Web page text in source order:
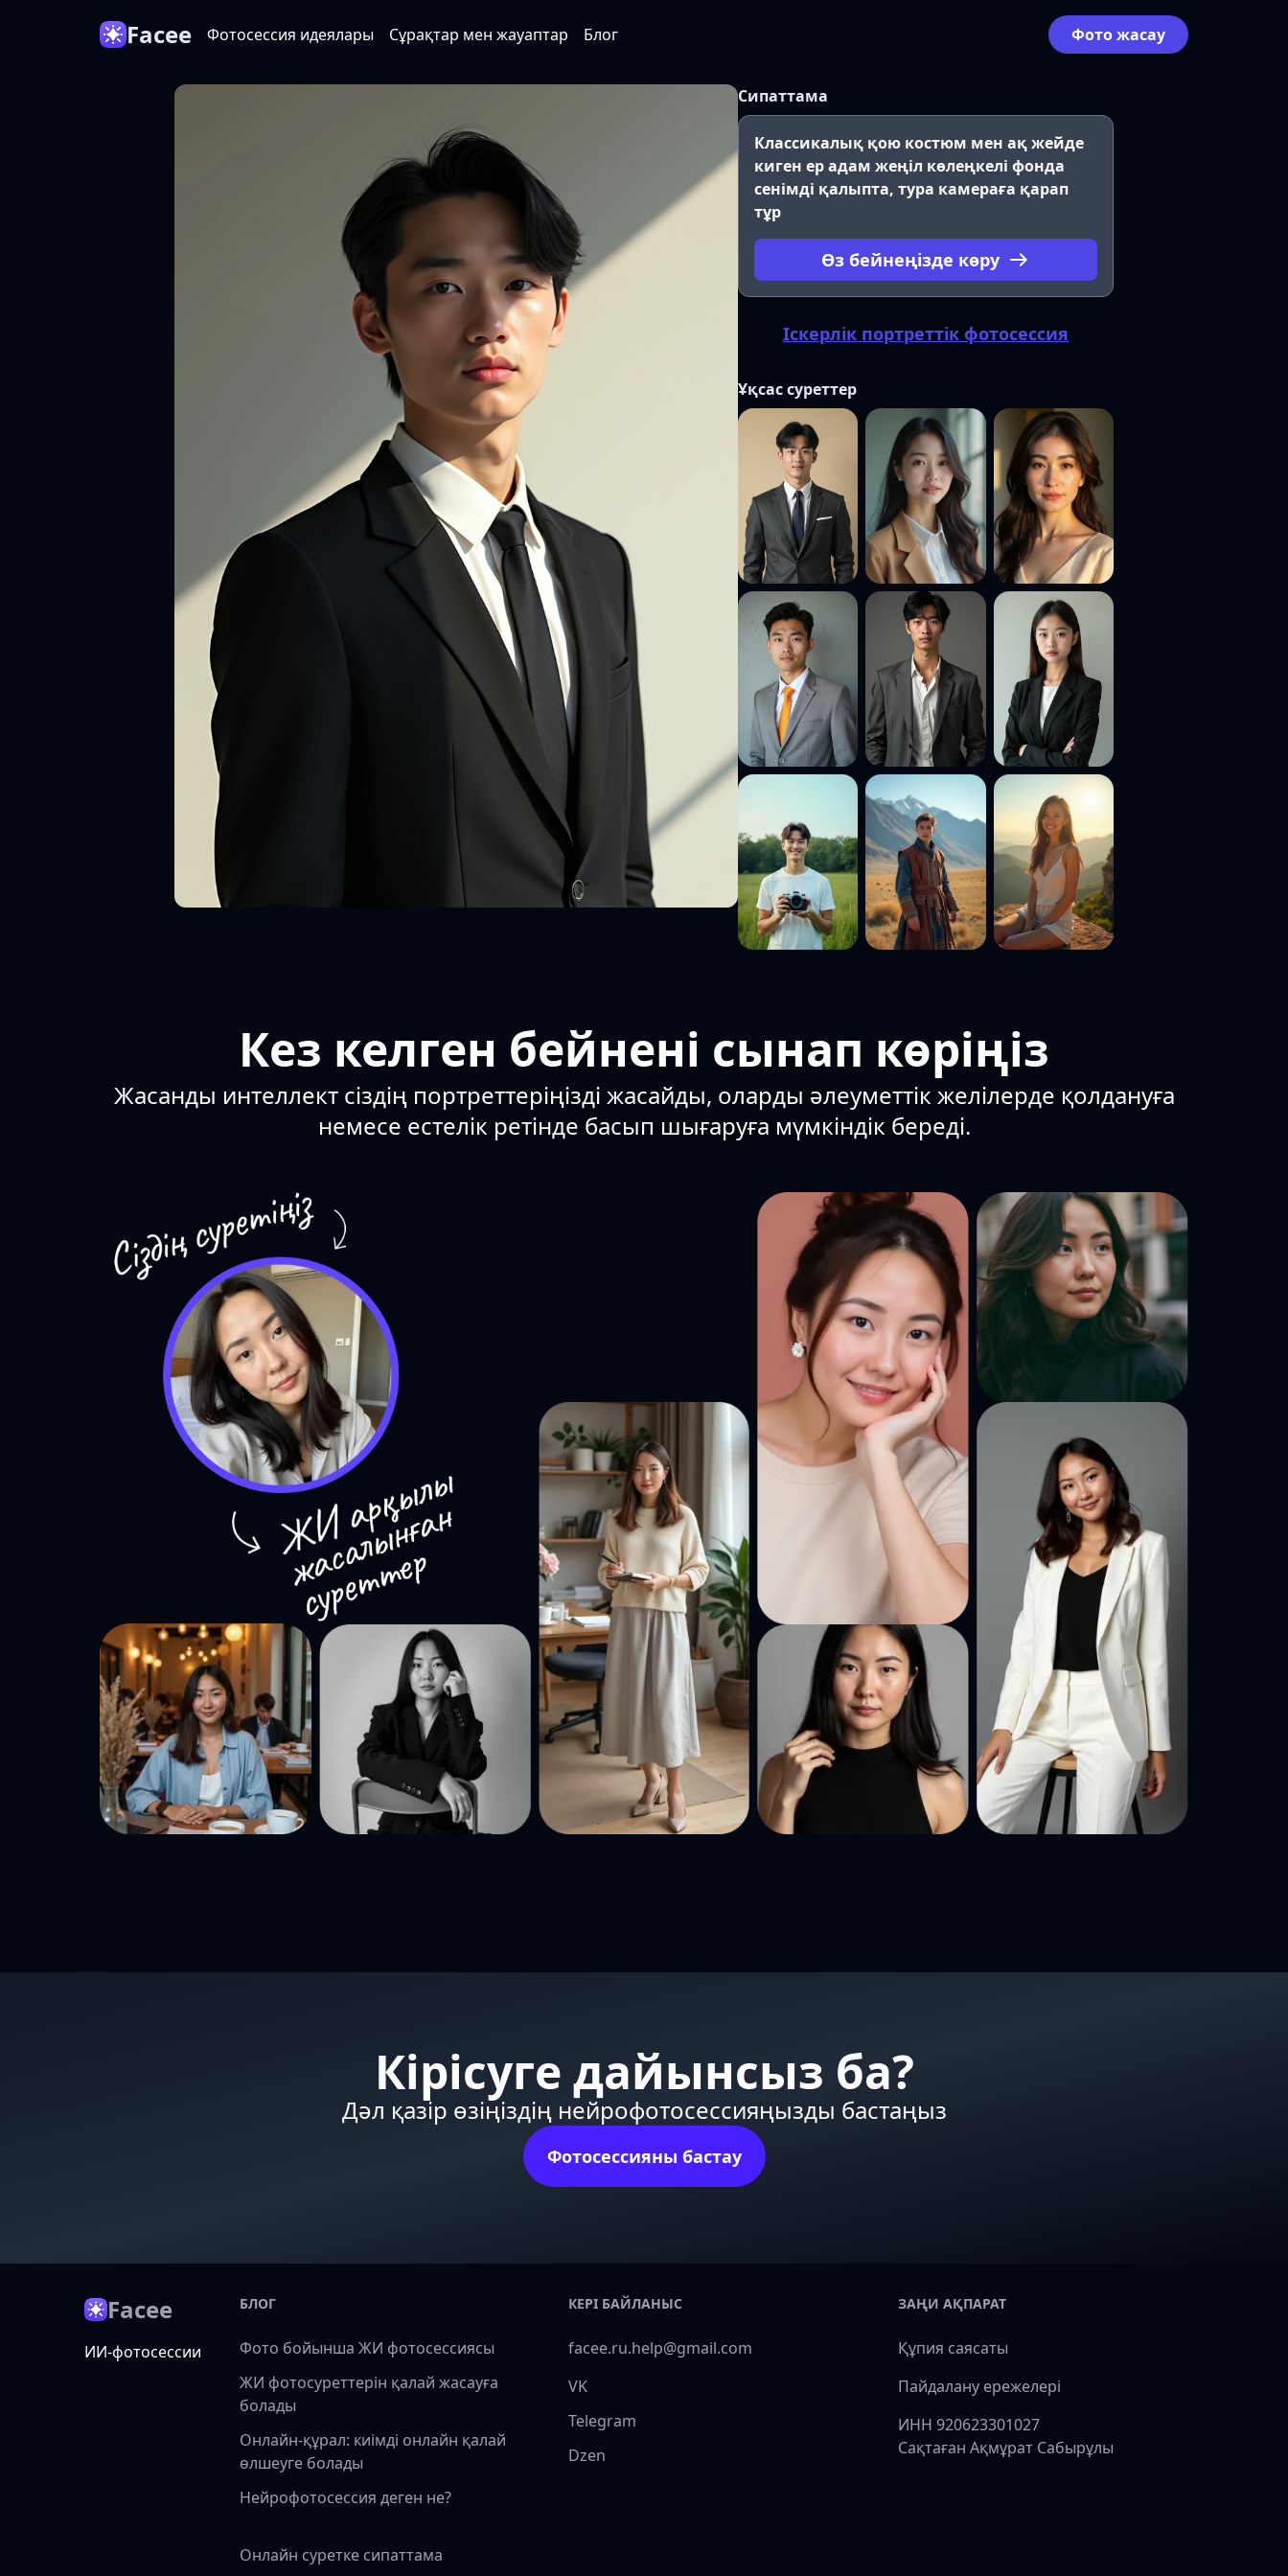
Facee Фотосессия идеялары Сұрақтар мен жауаптар Блог Фото жасау
Сипаттама
Классикалық қою костюм мен ақ жейде
киген ер адам жеңіл көлеңкелі фонда
сенімді қалыпта, тура камераға қарап
тұр
Өз бейнеңізде көру
Іскерлік портреттік фотосессия
Ұқсас суреттер
Кез келген бейнені сынап көріңіз
Жасанды интеллект сіздің портреттеріңізді жасайды, оларды әлеуметтік желілерде қолдануға
немесе естелік ретінде басып шығаруға мүмкіндік береді.
Кірісуге дайынсыз ба?
Дәл қазір өзіңіздің нейрофотосессияңызды бастаңыз
Фотосессияны бастау
Facee
ИИ-фотосессии
БЛОГ
Фото бойынша ЖИ фотосессиясы
ЖИ фотосуреттерін қалай жасауға
болады
Онлайн-құрал: киімді онлайн қалай
өлшеуге болады
Нейрофотосессия деген не?
КЕРІ БАЙЛАНЫС
facee.ru.help@gmail.com
VK
Telegram
Dzen
ЗАҢИ АҚПАРАТ
Құпия саясаты
Пайдалану ережелері
ИНН 920623301027
Сақтаған Ақмұрат Сабырұлы
Онлайн суретке сипаттама